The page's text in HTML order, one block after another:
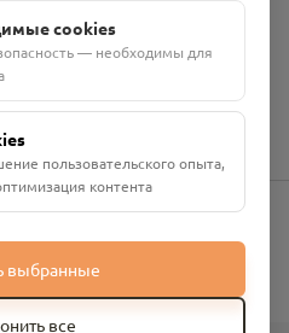
область, р-н
д. 26А, пом. 18
в АО "АЛЬФА-БАНК"
cookies
— необходимы для
пользовательского опыта,
контента
выбранные
все